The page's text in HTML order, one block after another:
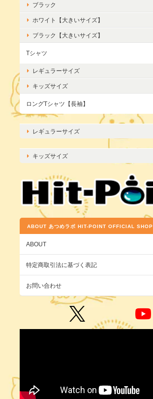
ブラック
ホワイト【大きいサイズ】
ブラック【大きいサイズ】
Tシャツ
レギュラーサイズ
キッズサイズ
ロングTシャツ【長袖】
レギュラーサイズ
キッズサイズ
ABOUT あつめラボ HIT-POINT OFFICIAL SHOP
ABOUT
特定商取引法に基づく表記
お問い合わせ